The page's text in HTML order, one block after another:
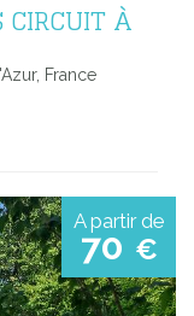
À
France
A partir de
70 €